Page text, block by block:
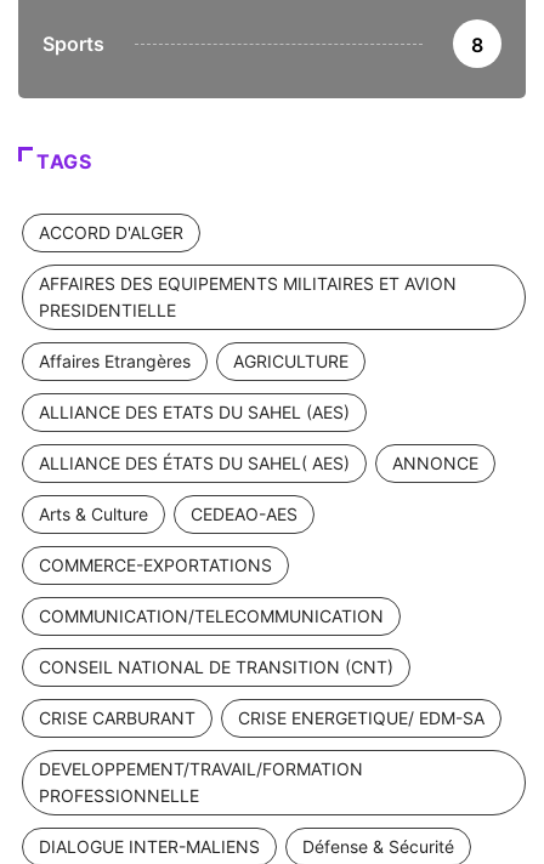
Sports 8
TAGS
ACCORD D'ALGER
AFFAIRES DES EQUIPEMENTS MILITAIRES ET AVION
PRESIDENTIELLE
Affaires Etrangères AGRICULTURE
ALLIANCE DES ETATS DU SAHEL (AES)
ALLIANCE DES ÉTATS DU SAHEL( AES) ANNONCE
Arts & Culture CEDEAO-AES
COMMERCE-EXPORTATIONS
COMMUNICATION/TELECOMMUNICATION
CONSEIL NATIONAL DE TRANSITION (CNT)
CRISE CARBURANT CRISE ENERGETIQUE/ EDM-SA
DEVELOPPEMENT/TRAVAIL/FORMATION
PROFESSIONNELLE
DIALOGUE INTER-MALIENS Défense & Sécurité